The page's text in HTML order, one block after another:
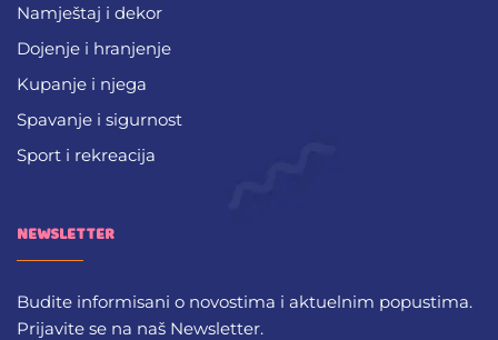
Namještaj i dekor
Dojenje i hranjenje
Kupanje i njega
Spavanje i sigurnost
Sport i rekreacija
NEWSLETTER
Budite informisani o novostima i aktuelnim popustima.
Prijavite se na naš Newsletter.